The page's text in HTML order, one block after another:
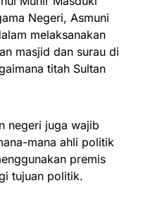
Negeri, Asmuni
melaksanakan
masjid dan surau di
titah Sultan
negeri juga wajib
mana ahli politik
premis
tujuan politik.